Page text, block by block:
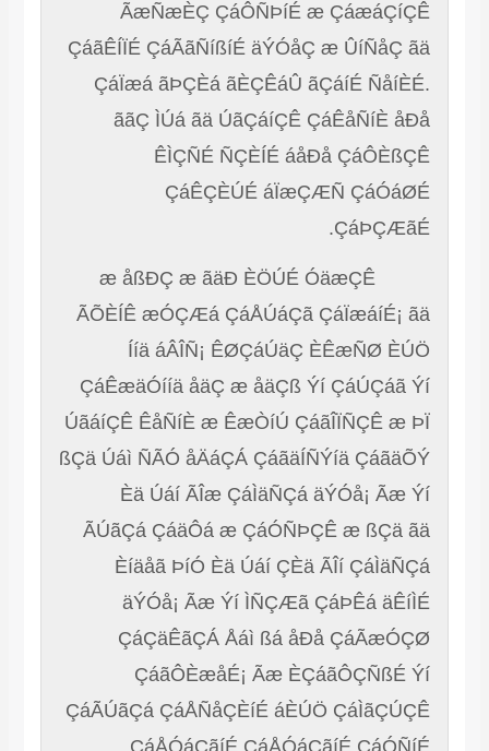
ÃæÑæÈÇ ÇáÔÑÞíÉ æ ÇáæáÇíÇÊ
ÇáãÊÍÏÉ ÇáÃãÑíßíÉ äÝÓåÇ æ ÛíÑåÇ ãä
ÇáÏæá ãÞÇÈá ãÈÇÊáÛ ãÇáíÉ ÑåíÈÉ.
ããÇ ÌÚá ãä ÚãÇáíÇÊ ÇáÊåÑíÈ åÐå
ÊÌÇÑÉ ÑÇÈÍÉ áåÐå ÇáÔÈßÇÊ
ÇáÊÇÈÚÉ áÏæÇÆÑ ÇáÓáØÉ
ÇáÞÇÆãÉ.
æ åßÐÇ æ ãäÐ ÈÖÚÉ ÓäæÇÊ
ÃÕÈÍÊ æÓÇÆá ÇáÅÚáÇã ÇáÏæáíÉ¡ ãä
Ííä áÂÎÑ¡ ÊØÇáÚäÇ ÈÊæÑØ ÈÚÖ
ÇáÊæäÓííä åäÇ æ åäÇß Ýí ÇáÚÇáã Ýí
ÚãáíÇÊ ÊåÑíÈ æ ÊæÒíÚ ÇáãÎÏÑÇÊ æ ÞÏ
ßÇä Úáì ÑÃÓ åÄáÇÁ ÇáãäÍÑÝíä ÇáãäÕÝ
Èä Úáí ÃÎæ ÇáÌäÑÇá äÝÓå¡ Ãæ Ýí
ÃÚãÇá ÇáäÔá æ ÇáÓÑÞÇÊ æ ßÇä ãä
Èíäåã ÞíÓ Èä Úáí ÇÈä ÃÎí ÇáÌäÑÇá
äÝÓå¡ Ãæ Ýí ÌÑÇÆã ÇáÞÊá äÊíÌÉ
ÇáÇäÊãÇÁ Åáì ßá åÐå ÇáÃæÓÇØ
ÇáãÔÈæåÉ¡ Ãæ ÈÇáãÔÇÑßÉ Ýí
ÇáÃÚãÇá ÇáÅÑåÇÈíÉ áÈÚÖ ÇáÌãÇÚÇÊ